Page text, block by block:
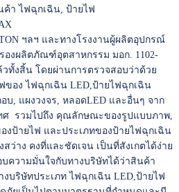
ค้า ไฟฉุกเฉิน, ป้ายไฟ
ฯลฯ และทางโรงงานผู้ผลิตอุปกรณ์
องผลิตภัณฑ์อุตสาหกรรม มอก. 1102-
วทั้งสิ้น โดยผ่านการตรวจสอบว่าด้วย
ของ ไฟฉุกเฉิน LED,ป้ายไฟฉุกเฉิน
บ, แผงวงจร, หลอดLED และอื่นๆ จาก
ศ รวมไปถึง คุณลักษณะของรูปแบบภาพ,
งป้ายไฟ และประเภทของป้ายไฟฉุกเฉิน
ว่าง คงที่และชัดเจน เป็นที่สังเกตได้ง่าย
ความมั่นใจกับทางบริษัทได้ว่าสินค้า
บริษัทประเภท ไฟฉุกเฉิน LED,ป้ายไฟ